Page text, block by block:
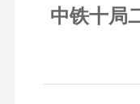
中铁十局